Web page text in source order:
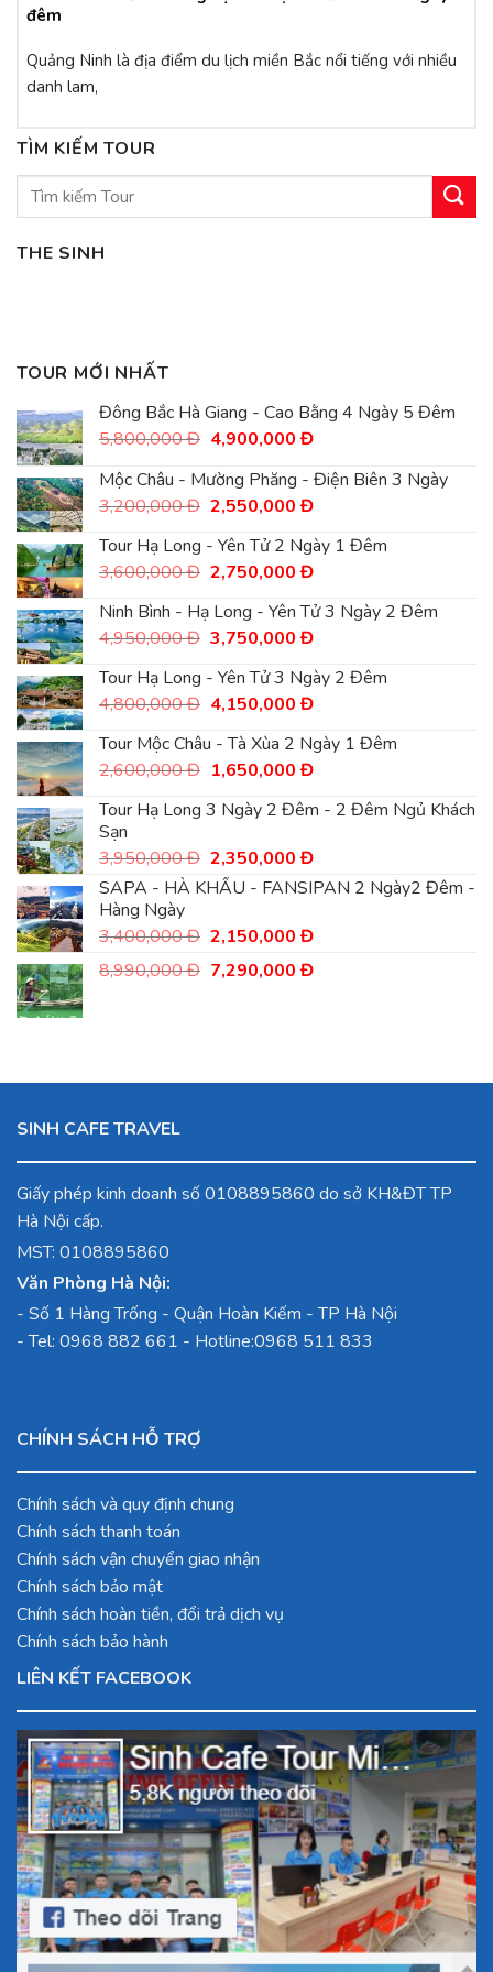
đêm
Quảng Ninh là địa điểm du lịch miền Bắc nổi tiếng với nhiều
danh lam,
TÌM KIẾM TOUR
Tìm
kiếm:
THE SINH
TOUR MỚI NHẤT
Đông Bắc Hà Giang - Cao Bằng 4 Ngày 5 Đêm
5,800,000Đ Giá
là:
5,800,000
Đ.
4,900,000ĐGiá
tại
là:
4,900,000
Đ.
Mộc Châu - Mường Phăng - Điện Biên 3 Ngày
3,200,000Đ Giá
là:
3,200,000
Đ.
2,550,000ĐGiá
tại
là:
Đ.
Tour Hạ Long - Yên Tử 2 Ngày 1 Đêm
3,600,000Đ Giá
là:
3,600,000
Đ.
2,750,000ĐGiá
tại
là:
Đ.
Ninh Bình - Hạ Long - Yên Tử 3 Ngày 2 Đêm
4,950,000Đ Giá
là:
4,950,000
Đ.
3,750,000ĐGiá
tại
là:
Đ.
Tour Hạ Long - Yên Tử 3 Ngày 2 Đêm
4,800,000Đ Giá
là:
4,800,000
Đ.
4,150,000ĐGiá
tại
là:
Đ.
Tour Mộc Châu - Tà Xùa 2 Ngày 1 Đêm
2,600,000Đ Giá
là:
Đ.
1,650,000ĐGiá
tại
1,650,000
Đ.
Tour Hạ Long 3 Ngày 2 Đêm - 2 Đêm Ngủ Khách
Sạn
3,950,000Đ Giá
gốc
là:
Đ.
2,350,000ĐGiá
hiện
tại
2,350,000
SAPA - HÀ KHẨU - FANSIPAN 2 Ngày2 Đêm -
Hàng Ngày
3,400,000Đ Giá
là:
2,150,000ĐGiá
tại
8,990,000Đ Giá
7,290,000ĐGiá
SINH CAFE TRAVEL
Giấy phép kinh doanh số 0108895860 do sở KH&ĐT TP
Hà Nội cấp.
MST: 0108895860
Văn Phòng Hà Nội:
- Số 1 Hàng Trống - Quận Hoàn Kiếm - TP Hà Nội
- Tel: 0968 882 661 - Hotline:0968 511 833
CHÍNH SÁCH HỖ TRỢ
Chính sách và quy định chung
Chính sách thanh toán
Chính sách vận chuyển giao nhận
Chính sách bảo mật
Chính sách hoàn tiền, đổi trả dịch vụ
Chính sách bảo hành
LIÊN KẾT FACEBOOK